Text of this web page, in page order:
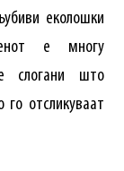
еколошки
е многу
слогани што
отсликуваат